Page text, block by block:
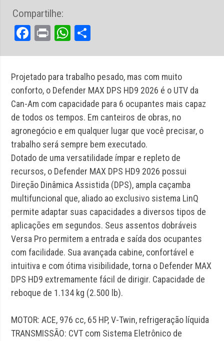
Projetado para trabalho pesado, mas com muito
conforto, o Defender MAX DPS HD9 2026 é o UTV da
Can-Am com capacidade para 6 ocupantes mais capaz
de todos os tempos. Em canteiros de obras, no
agronegócio e em qualquer lugar que você precisar, o
trabalho será sempre bem executado.
Dotado de uma versatilidade ímpar e repleto de
recursos, o Defender MAX DPS HD9 2026 possui
Direção Dinâmica Assistida (DPS), ampla caçamba
multifuncional que, aliado ao exclusivo sistema LinQ
permite adaptar suas capacidades a diversos tipos de
aplicações em segundos. Seus assentos dobráveis
Versa Pro permitem a entrada e saída dos ocupantes
com facilidade. Sua avançada cabine, confortável e
intuitiva e com ótima visibilidade, torna o Defender MAX
DPS HD9 extremamente fácil de dirigir. Capacidade de
reboque de 1.134 kg (2.500 lb).
MOTOR: ACE, 976 cc, 65 HP, V-Twin, refrigeração líquida
TRANSMISSÃO: CVT com Sistema Eletrônico de
Compartilhe:
Facebook
PrintWhatsApp